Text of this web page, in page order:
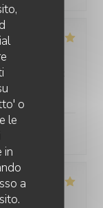
o
le
in
a
/ Prezzo
top